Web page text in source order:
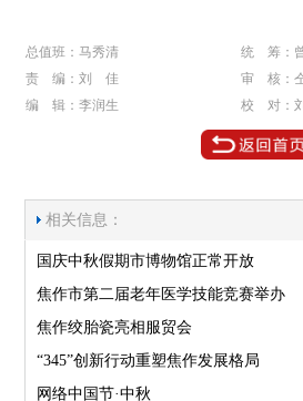
总值班：马秀清
统 筹：
责 编：刘 佳
审 核：
编 辑：李润生
校 对：
相关信息：
国庆中秋假期市博物馆正常开放
焦作市第二届老年医学技能竞赛举办
焦作绞胎瓷亮相服贸会
“345”创新行动重塑焦作发展格局
网络中国节·中秋